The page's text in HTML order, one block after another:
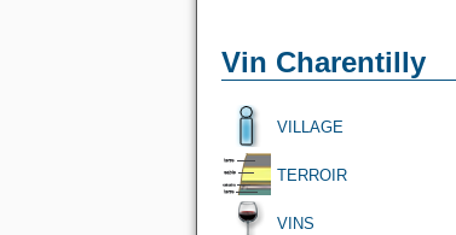
Vin Charentilly
VILLAGE
TERROIR
VINS